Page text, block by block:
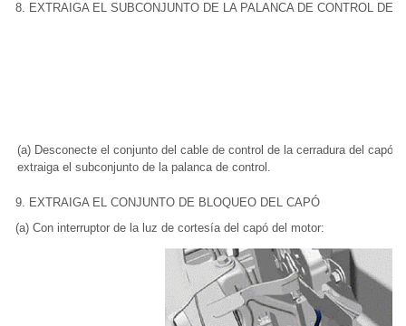
8. EXTRAIGA EL SUBCONJUNTO DE LA PALANCA DE CONTROL DE
(a) Desconecte el conjunto del cable de control de la cerradura del capó y
extraiga el subconjunto de la palanca de control.
9. EXTRAIGA EL CONJUNTO DE BLOQUEO DEL CAPÓ
(a) Con interruptor de la luz de cortesía del capó del motor: